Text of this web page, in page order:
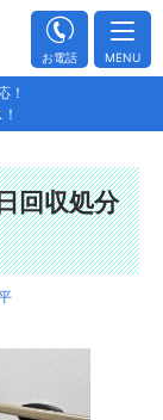
！
お電話 MENU
回収処分